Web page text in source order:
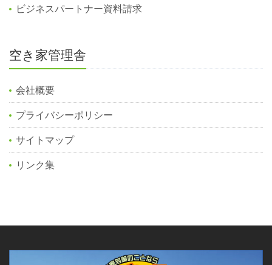
ビジネスパートナー資料請求
空き家管理舎
会社概要
プライバシーポリシー
サイトマップ
リンク集